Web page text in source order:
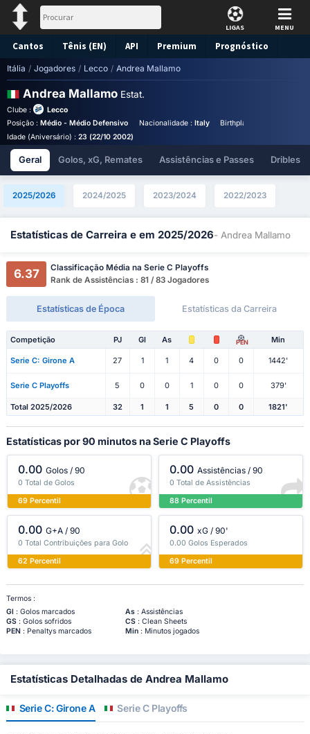
LIGAS MENU
Cantos Tênis (EN) API Premium Prognóstico
Itália / Jogadores / Lecco / Andrea Mallamo
Andrea Mallamo Estat.
Clube :
Lecco
Posição : Médio - Médio Defensivo Nacionalidade : Italy Birthplace :
Idade (Aniversário) : 23 (22/10 2002)
Geral Golos, xG, Remates Assistências e Passes Dribles
2025/2026 2024/2025 2023/2024 2022/2023
Estatísticas de Carreira e em 2025/2026- Andrea Mallamo
6.37
Classificação Média na Serie C Playoffs
Rank de Assistências : 81 / 83 Jogadores
Estatísticas de Época Estatísticas da Carreira
Competição PJ Gl As PEN Min
Serie C: Girone A 27 1 1 4 0 0 1442'
Serie C Playoffs 5 0 0 1 0 0 379'
Total 2025/2026 32 1 1 5 0 0 1821'
Estatísticas por 90 minutos na Serie C Playoffs
0.00 Golos / 90
0 Total de Golos
69 Percentil
0.00 Assistências / 90
0 Total de Assistências
88 Percentil
0.00 G+A / 90
0 Total Contribuições para Golo
62 Percentil
0.00 xG / 90'
0.00 Golos Esperados
69 Percentil
Termos :
Gl : Golos marcados As: Assistências
GS: Golos sofridos CS: Clean Sheets
PEN: Penaltys marcados Min: Minutos jogados
Estatísticas Detalhadas de Andrea Mallamo
Serie C: Girone A Serie C Playoffs